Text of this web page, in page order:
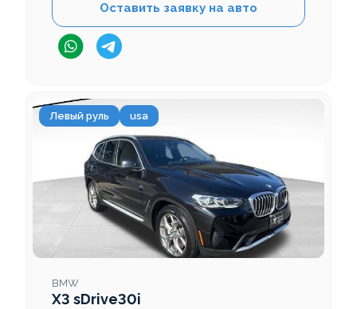
Оставить заявку на авто
Левый руль usa
BMW
X3 sDrive30i